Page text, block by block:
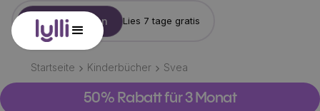
Konto erstellen Lies 7 tage gratis
Startseite Kinderbücher Svea
50% Rabatt für 3 Monat